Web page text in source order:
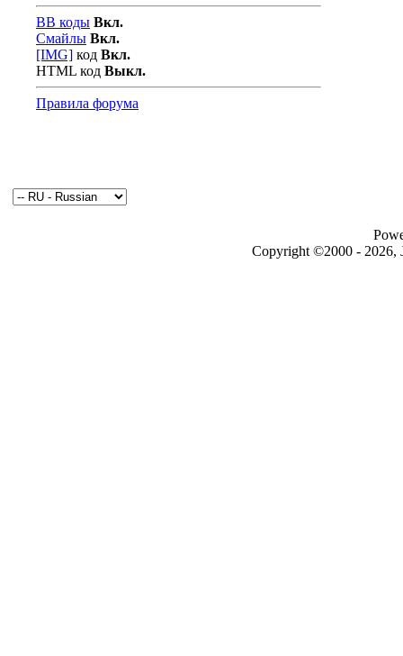
BB коды Вкл.
Смайлы Вкл.
[IMG] код Вкл.
HTML код Выкл.
Правила форума
Copyright ©2000 - 2026,